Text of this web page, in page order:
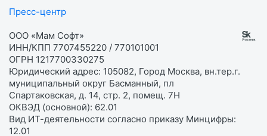
Пресс-центр
ООО «Мам Софт»
ИНН/КПП 7707455220 / 770101001
ОГРН 1217700330275
Юридический адрес: 105082, Город Москва, вн.тер.г.
муниципальный округ Басманный, пл
Спартаковская, д. 14, стр. 2, помещ. 7Н
ОКВЭД (основной): 62.01
Вид ИТ-деятельности согласно приказу Минцифры:
12.01